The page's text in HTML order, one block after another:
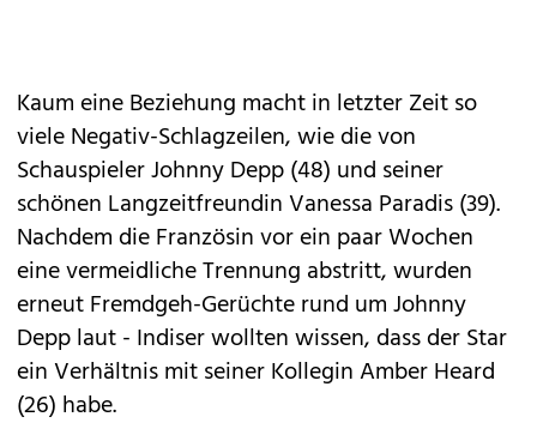
Kaum eine Beziehung macht in letzter Zeit so
viele Negativ-Schlagzeilen, wie die von
Schauspieler Johnny Depp (48) und seiner
schönen Langzeitfreundin Vanessa Paradis (39).
Nachdem die Französin vor ein paar Wochen
eine vermeidliche Trennung abstritt, wurden
erneut Fremdgeh-Gerüchte rund um Johnny
Depp laut - Indiser wollten wissen, dass der Star
einVerhältnis mit seiner Kollegin Amber Heard
(26) habe.